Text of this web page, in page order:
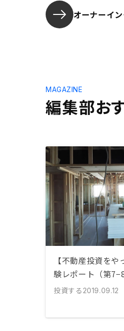
オーナーイ
編集部お
MAGAZINE
【不動産投資を
験レポート（第7−8
投資する 2019.09.12